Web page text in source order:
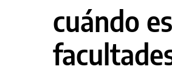
cuándo